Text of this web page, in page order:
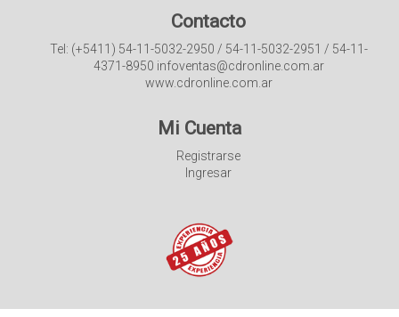
Contacto
Tel: (+5411) 54-11-5032-2950 / 54-11-5032-2951 / 54-11-
4371-8950 infoventas@cdronline.com.ar
www.cdronline.com.ar
Mi Cuenta
Registrarse
Ingresar